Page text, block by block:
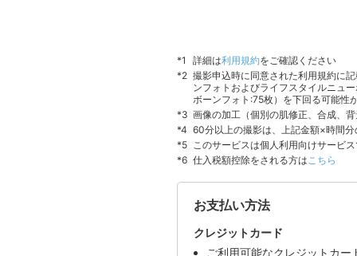
詳細は利用規約をご確認ください
撮影申込時に同意された利用規約に
ンフォトおよびライフスタイルニュ
ボーンフォト:75枚）を下回る可能性
画像の加工（個別の肌修正、合成、
60分以上の撮影は、上記金額×時間分
このサービスは個人利用向けサービ
仕入税額控除をされる方は こちら
お支払い方法
クレジットカード
ご利用可能なクレジットカー